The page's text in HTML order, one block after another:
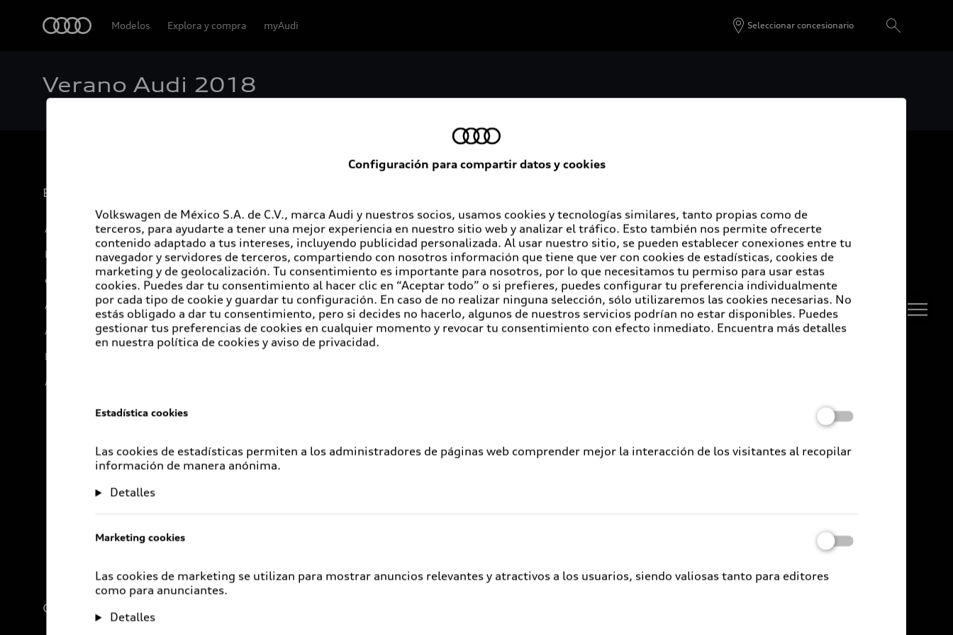
Modelos Explora y compra myAudi Seleccionar concesionario
Verano Audi 2018
Experiencia
Audi Sport
Promociones
e-Newsletter
Audi internacional
Audi Go Green
Próximo Destino
Audi Exclusive
Audi contigo
Audi Financial Services
Seguro Audi Safe
Atención a clientes
Audi Plus
Audi Certified :plus
Concesionarios Audi Certified :plus
Compañía
Configuración para compartir datos y cookies
Volkswagen de México S.A. de C.V., marca Audi y nuestros socios, usamos cookies y tecnologías similares, tanto propias como de
terceros, para ayudarte a tener una mejor experiencia en nuestro sitio web y analizar el tráfico. Esto también nos permite ofrecerte
contenido adaptado a tus intereses, incluyendo publicidad personalizada. Al usar nuestro sitio, se pueden establecer conexiones entre tu
navegador y servidores de terceros, compartiendo con nosotros información que tiene que ver con cookies de estadísticas, cookies de
marketing y de geolocalización. Tu consentimiento es importante para nosotros, por lo que necesitamos tu permiso para usar estas
cookies. Puedes dar tu consentimiento al hacer clic en “Aceptar todo” o si prefieres, puedes configurar tu preferencia individualmente
por cada tipo de cookie y guardar tu configuración. En caso de no realizar ninguna selección, sólo utilizaremos las cookies necesarias. No
estás obligado a dar tu consentimiento, pero si decides no hacerlo, algunos de nuestros servicios podrían no estar disponibles. Puedes
gestionar tus preferencias de cookies en cualquier momento y revocar tu consentimiento con efecto inmediato. Encuentra más detalles
en nuestra política de cookies y aviso de privacidad.
Estadística cookies
Las cookies de estadísticas permiten a los administradores de páginas web comprender mejor la interacción de los visitantes al recopilar
información de manera anónima.
Detalles
Marketing cookies
Las cookies de marketing se utilizan para mostrar anuncios relevantes y atractivos a los usuarios, siendo valiosas tanto para editores
como para anunciantes.
Detalles